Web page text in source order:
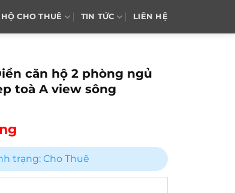
CHO THUÊ TIN TỨC LIÊN HỆ
căn hộ 2 phòng ngủ
toà A view sông
trạng: Cho Thuê